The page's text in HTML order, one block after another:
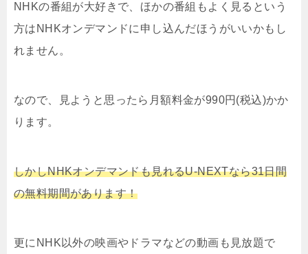
NHKの番組が大好きで、ほかの番組もよく見るという
方はNHKオンデマンドに申し込んだほうがいいかもし
れません。
なので、見ようと思ったら月額料金が990円(税込)かか
ります。
しかしNHKオンデマンドも見れるU-NEXTなら31日間
の無料期間があります！
更にNHK以外の映画やドラマなどの動画も見放題で